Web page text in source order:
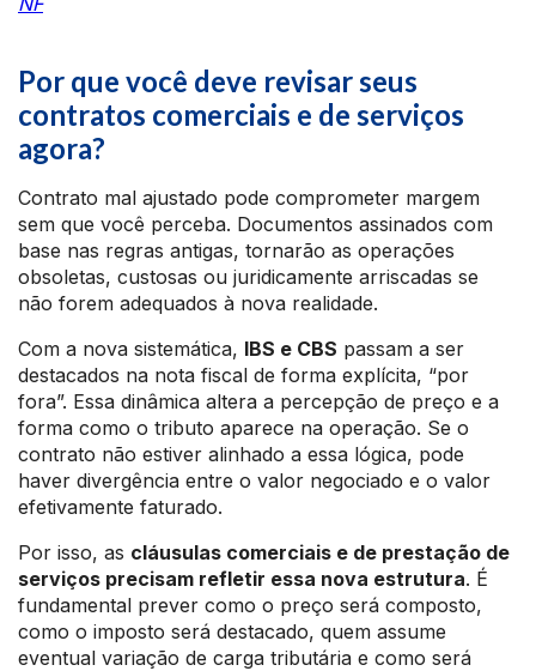
Por que você deve revisar seus
contratos comerciais e de serviços
agora?
Contrato mal ajustado pode comprometer margem
sem que você perceba. Documentos assinados com
base nas regras antigas, tornarão as operações
obsoletas, custosas ou juridicamente arriscadas se
não forem adequados à nova realidade.
Com a nova sistemática, IBS e CBS passam a ser
destacados na nota fiscal de forma explícita, “por
fora”. Essa dinâmica altera a percepção de preço e a
forma como o tributo aparece na operação. Se o
contrato não estiver alinhado a essa lógica, pode
haver divergência entre o valor negociado e o valor
efetivamente faturado.
Por isso, as cláusulas comerciais e de prestação de
serviços precisam refletir essa nova estrutura. É
fundamental prever como o preço será composto,
como o imposto será destacado, quem assume
eventual variação de carga tributária e como será